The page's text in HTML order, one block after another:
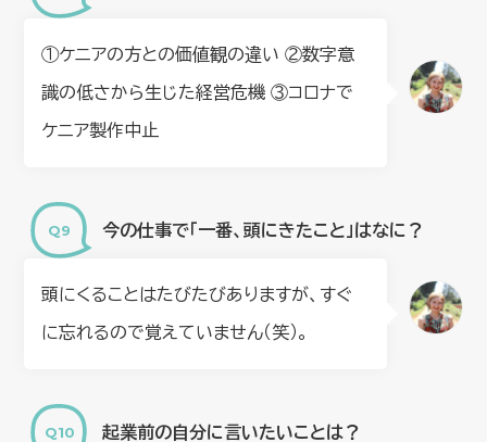
①ケニアの方との価値観の違い ②数字意
識の低さから生じた経営危機 ③コロナで
ケニア製作中止
今の仕事で「一番、頭にきたこと」はなに？
頭にくることはたびたびありますが、すぐ
に忘れるので覚えていません（笑）。
起業前の自分に言いたいことは？